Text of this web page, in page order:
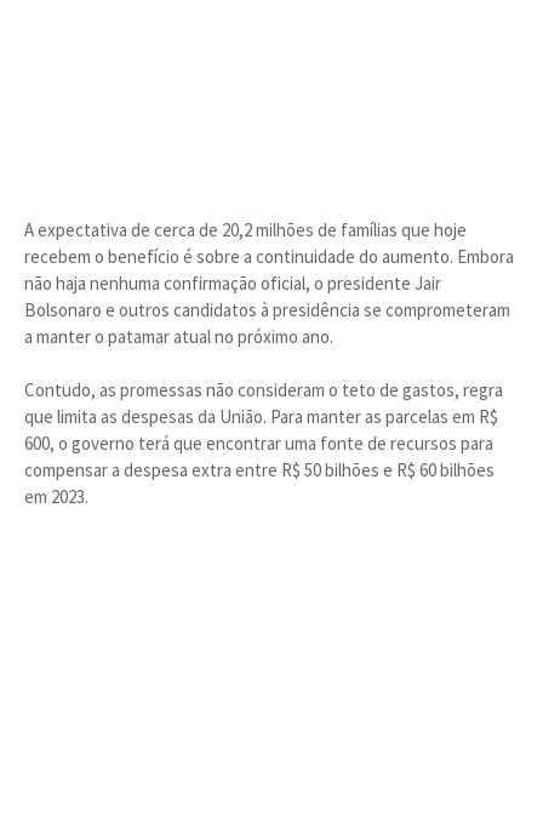
A expectativa de cerca de 20,2 milhões de famílias que hoje
recebem o benefício é sobre a continuidade do aumento. Embora
não haja nenhuma confirmação oficial, o presidente Jair
Bolsonaro e outros candidatos à presidência se comprometeram
a manter o patamar atual no próximo ano.
Contudo, as promessas não consideram o teto de gastos, regra
que limita as despesas da União. Para manter as parcelas em R$
600, o governo terá que encontrar uma fonte de recursos para
compensar a despesa extra entre R$ 50 bilhões e R$ 60 bilhões
em 2023.